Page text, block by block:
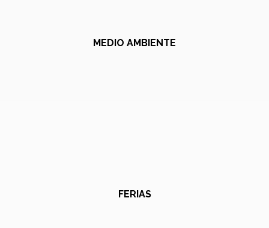
MEDIO AMBIENTE
FERIAS